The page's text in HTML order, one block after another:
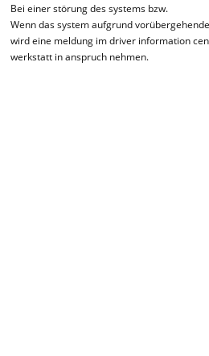
Bei einer störung des systems bzw.
Wenn das system aufgrund
wird eine meldung im driver information
werkstatt in anspruch nehmen.